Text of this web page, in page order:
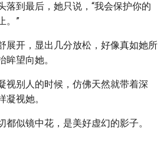
落到最后，她只说，“我会保护你的
。”
展开，显出几分放松，好像真如她所
望向她。
视别人的时候，仿佛天然就带着深
视她。
都似镜中花，是美好虚幻的影子。